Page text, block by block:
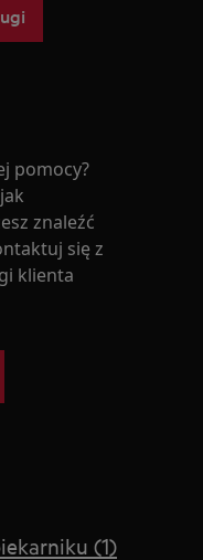
pomocy?
znaleźć
się z
klienta
(1)